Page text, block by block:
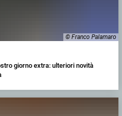
© Franco Palamaro
giorno extra: ulteriori novità